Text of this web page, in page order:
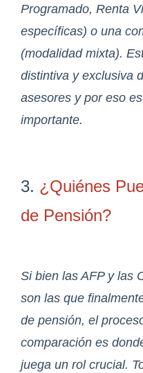
Programado, Renta
específicas) o una
(modalidad mixta).
distintiva y exclusiva
asesores y por eso
importante.
3. ¿Quiénes
de Pensión?
Si bien las AFP y las
son las que
de pensión, el
comparación es
juega un rol crucial.